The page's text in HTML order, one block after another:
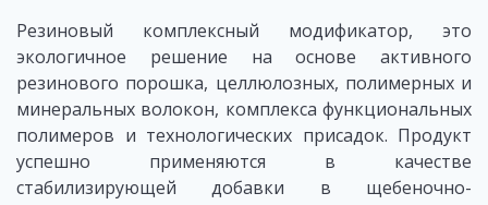
Резиновый комплексный модификатор, это
экологичное решение на основе активного
резинового порошка, целлюлозных, полимерных и
минеральных волокон, комплекса функциональных
полимеров и технологических присадок. Продукт
успешно применяются в качестве
стабилизирующей добавки в щебеночно-